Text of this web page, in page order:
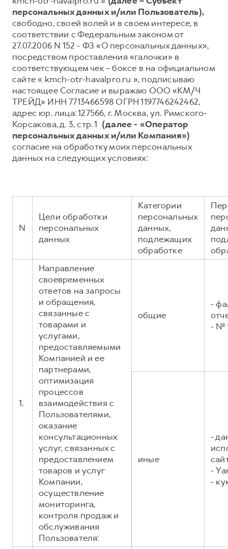
H7 H9
от 4 799 000 ₽
Тест-драйв
Трейд-ин
КРЕДИТ И СТРАХОВАНИЕ
Кредитный калькулятор
Страхование
Кредит
КОРПОРАТИВНЫМ КЛИЕНТАМ
Для малого бизнеса
Крупным корпоративным клиентам
Система управления автопарком
Сервис для корпоративных клиентов
HAVAL Лизинг
АКСЕССУАРЫ HAVAL
Автомобильные аксессуары
Коллекция PRO
Коллекция Базовая
Коллекция Детская
СЕРВИСНОЕ ОБСЛУЖИВАНИЕ
Нулевое ТО
Программа «Помощь на дороге»
Регламенты технического обслуживания
Электронный ПТС
ПОДДЕРЖКА
GWM Безопасность
Гарантия HAVAL
Мобильное приложение GWM
Руководства по эксплуатации
Подписки
АКСЕССУАРЫ HAVAL
Автомобильные аксессуары
Коллекция PRO
Коллекция Базовая
Коллекция Детская
О дилере
Наша команда
Контакты
персональных данных и/или Пользователь),
свободно, своей волей и в своем интересе, в
соответствии с Федеральным законом от
27.07.2006 N 152 - ФЗ «О персональных данных»,
посредством проставления «галочки» в
соответствующем чек – боксе в на официальном
сайте « kmch-otr-havalpro.ru », подписываю
настоящее Согласие и выражаю ООО «КМ/Ч
ТРЕЙД» ИНН 7713466598 ОГРН 1197746242462,
адрес юр. лица: 127566, г. Москва, ул. Римского-
Корсакова, д. 3, стр. 1 (далее - «Оператор
персональных данных и/или Компания»)
согласие на обработку моих персональных
данных на следующих условиях:
N
Цели обработки
персональных
данных
Категории
персональных
данных,
подлежащих
обработке
1.
Направление
своевременных
ответов на запросы
и обращения,
связанные с
товарами и
услугами,
предоставляемыми
Компанией и ее
партнерами,
оптимизация
процессов
взаимодействия с
Пользователями,
оказание
консультационных
услуг, связанных с
предоставлением
товаров и услуг
Компании,
осуществление
мониторинга,
контроля продаж и
обслуживания
Пользователя:
общие
-
- №
иные
-
-
-